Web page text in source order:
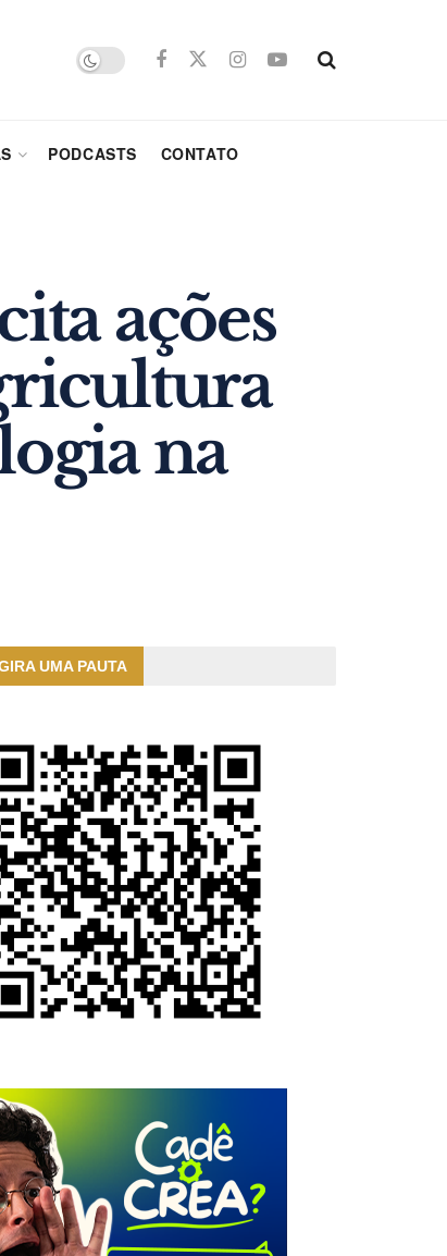
PODCASTS CONTATO
ações
na
UMA PAUTA